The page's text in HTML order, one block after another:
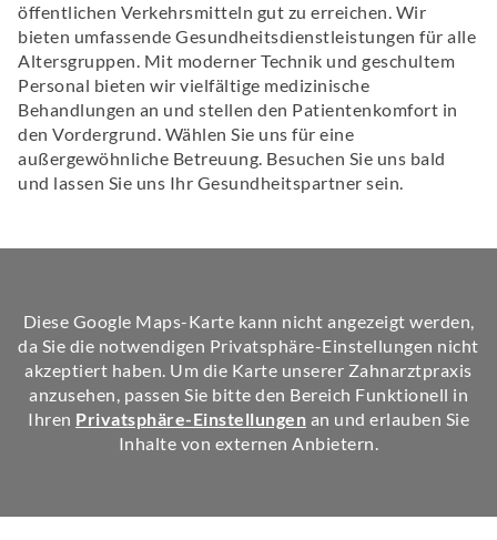
öffentlichen Verkehrsmitteln gut zu erreichen. Wir
bieten umfassende Gesundheitsdienstleistungen für alle
Altersgruppen. Mit moderner Technik und geschultem
Personal bieten wir vielfältige medizinische
Behandlungen an und stellen den Patientenkomfort in
den Vordergrund. Wählen Sie uns für eine
außergewöhnliche Betreuung. Besuchen Sie uns bald
und lassen Sie uns Ihr Gesundheitspartner sein.
Diese Google Maps-Karte kann nicht angezeigt werden,
da Sie die notwendigen Privatsphäre-Einstellungen nicht
akzeptiert haben. Um die Karte unserer Zahnarztpraxis
anzusehen, passen Sie bitte den Bereich Funktionell in
Ihren Privatsphäre-Einstellungen an und erlauben Sie
Inhalte von externen Anbietern.